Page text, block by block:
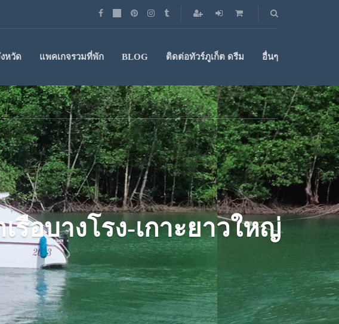
หวัด แพคเกจรวมที่พัก BLOG ติดต่อทัวร์ภูเก็ต ดรีม อื่นๆ
รือบางโรง-เกาะยาวใหญ่